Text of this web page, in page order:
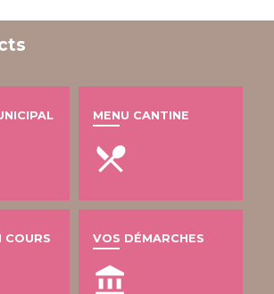
MENU CANTINE
local_dining
COURS VOS DÉMARCHES
account_balance